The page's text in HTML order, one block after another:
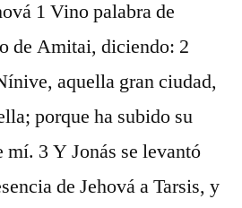
1 Vino palabra de
de Amitai, diciendo: 2
aquella gran ciudad,
porque ha subido su
mí. 3 Y Jonás se levantó
de Jehová a Tarsis, y